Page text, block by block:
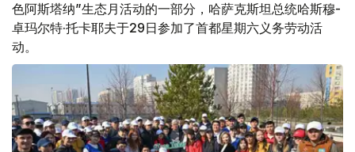
色阿斯塔纳”生态月活动的一部分，哈萨克斯坦总统哈斯穆-
卓玛尔特·托卡耶夫于29日参加了首都星期六义务劳动活
动。